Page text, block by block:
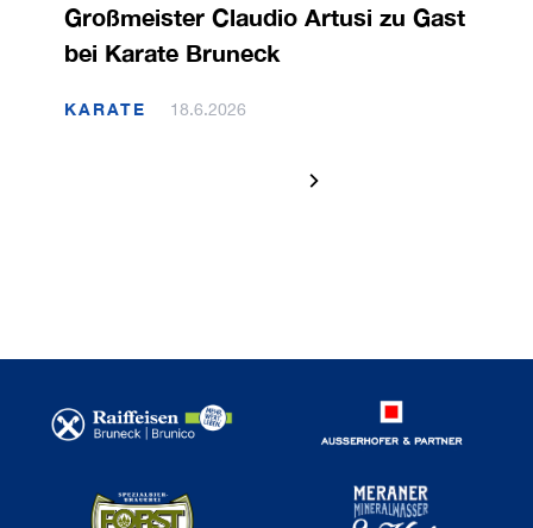
Großmeister Claudio Artusi zu Gast
bei Karate Bruneck
KARATE 18.6.2026